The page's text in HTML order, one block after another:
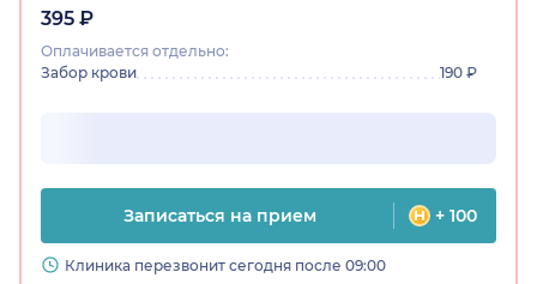
395 ₽
Оплачивается отдельно:
Забор крови
190 ₽
Записаться на прием + 100
Клиника перезвонит сегодня после 09:00